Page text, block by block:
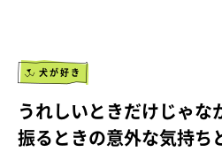
犬が好き
うれしいときだけじゃ
振るときの意外な気持ち